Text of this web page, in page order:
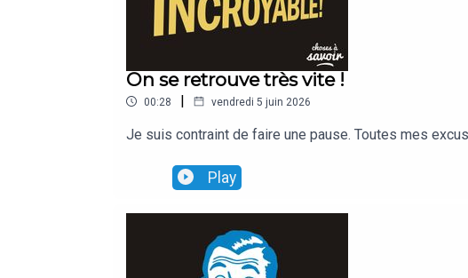
On se retrouve très vite !
00:28 | vendredi 5 juin 2026
Je suis contraint de faire une pause. Toutes mes
Play